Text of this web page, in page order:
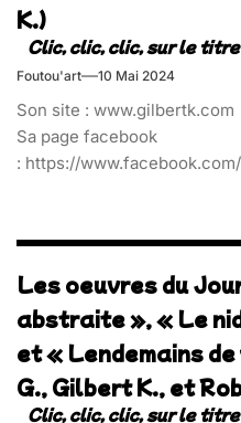
K.)
Foutou'art 10 Mai 2024
Son site : www.gilbertk.com
Sa page facebook
: https://
Les oeuvres du
abstraite », « Le
et « Lendemains
G., Gilbert K., et